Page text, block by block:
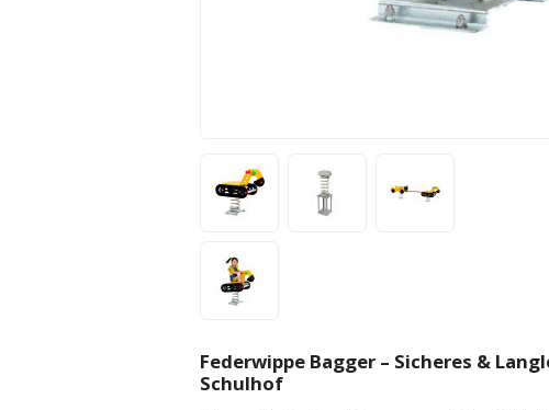
Federwippe Bagger – Sicheres &
Schulhof